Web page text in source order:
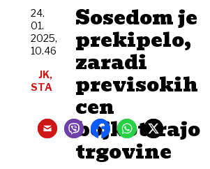
Sosedom je
prekipelo,
zaradi
previsokih
cen
bojkotirajo
trgovine
24.
01.
2025,
10.46
JK,
STA